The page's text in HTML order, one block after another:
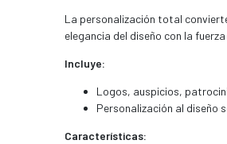
La personalización total
elegancia del diseño con la
Incluye:
Logos, auspicios,
Personalización al diseño
Características: